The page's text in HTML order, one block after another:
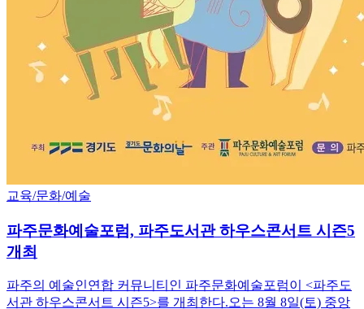
교육/문화/예술
파주문화예술포럼, 파주도서관 하우스콘서트 시즌5
개최
파주의 예술인연합 커뮤니티인 파주문화예술포럼이 <파주도
서관 하우스콘서트 시즌5>를 개최한다.오는 8월 8일(토) 중앙